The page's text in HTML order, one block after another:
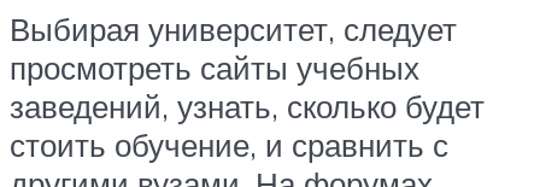
Выбирая университет, следует
просмотреть сайты учебных
заведений, узнать, сколько будет
стоить обучение, и сравнить с